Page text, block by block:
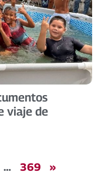
viaje de
… 369 »